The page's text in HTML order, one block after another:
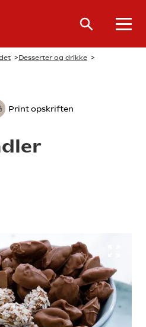
>Desserter og drikke >
Print opskriften